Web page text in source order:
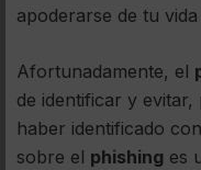
apoderarse de tu
Afortunadamente, el
de identificar y
haber identificado
sobre el phishing es